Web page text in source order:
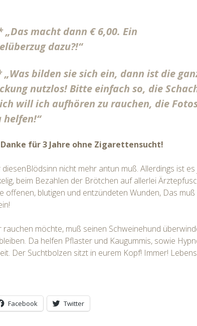
macht dann € 6,00. Ein
dazu?!“
bilden sie sich ein, dann ist die
nutzlos! Bitte einfach so, die
will ich aufhören zu rauchen, die
helfen!“
Danke für 3 Jahre ohne Zigarettensucht!
diesenBlödsinn nicht mehr antun muß. Allerdings ist
beim Bezahlen der Brötchen auf allerlei
offenen, blutigen und entzündeten Wunden, Das muß
rauchen möchte, muß seinen Schweinehund
Da helfen Pflaster und Kaugummis, sowie
Der Suchtbolzen sitzt in eurem Kopf! Immer!
Facebook Twitter